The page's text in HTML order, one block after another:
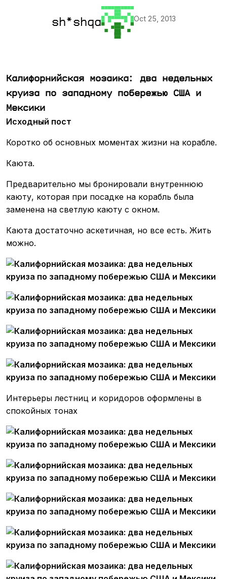
sh*shqa Oct 25, 2013
Калифорнийская мозаика: два недельных
круиза по западному побережью США и
Мексики
Исходный пост
Коротко об основных моментах жизни на корабле.
Каюта.
Предварительно мы бронировали внутреннюю
каюту, которая при посадке на корабль была
заменена на светлую каюту с окном.
Каюта достаточно аскетичная, но все есть. Жить
можно.
Интерьеры лестниц и коридоров оформлены в
спокойных тонах